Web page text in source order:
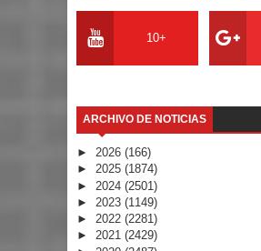
10+
ARCHIVO DE NOTICIAS
► 2026 (166)
► 2025 (1874)
► 2024 (2501)
► 2023 (1149)
► 2022 (2281)
► 2021 (2429)